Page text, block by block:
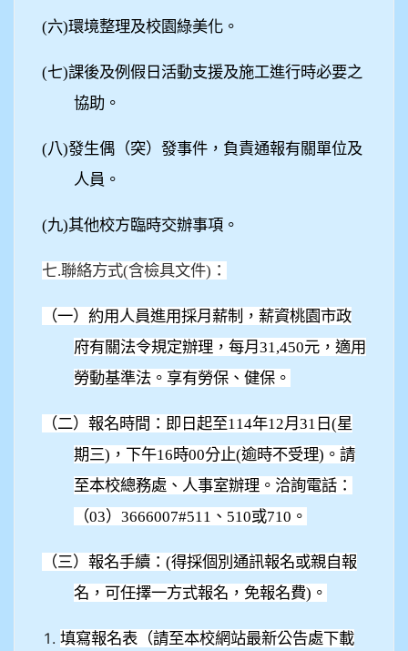
(六)環境整理及校園綠美化。
(七)課後及例假日活動支援及施工進行時必要之
協助。
(八)發生偶（突）發事件，負責通報有關單位及
人員。
(九)其他校方臨時交辦事項。
七.聯絡方式(含檢具文件)：
（一）約用人員進用採月薪制，薪資桃園市政
府有關法令規定辦理， 每月31,450元，適用
勞動基準法。 享有勞保、健保。
（二）報名時間：即日起至114年12月31日(星
期三)，下午16時00分止(逾時不受理)。請
至本校總務處、人事室辦理。洽詢電話：
（03）3666007#511、510或710。
（三）報名手續：(得採個別通訊報名或親自報
名，可任擇一方式報名，免報名費)。
填寫報名表（請至本校網站最新公告處下載